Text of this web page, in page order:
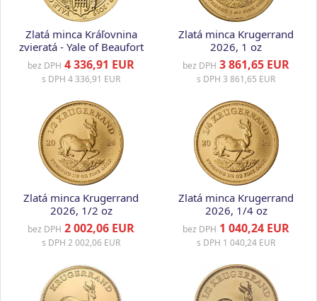
Zlatá minca Kráľovnina
zvieratá - Yale of Beaufort
2019, 1 oz
bez DPH 4 336,91 EUR
s DPH 4 336,91 EUR
Zlatá minca Krugerrand
2026, 1 oz
bez DPH 3 861,65 EUR
s DPH 3 861,65 EUR
Zlatá minca Krugerrand
2026, 1/2 oz
bez DPH 2 002,06 EUR
s DPH 2 002,06 EUR
Zlatá minca Krugerrand
2026, 1/4 oz
bez DPH 1 040,24 EUR
s DPH 1 040,24 EUR